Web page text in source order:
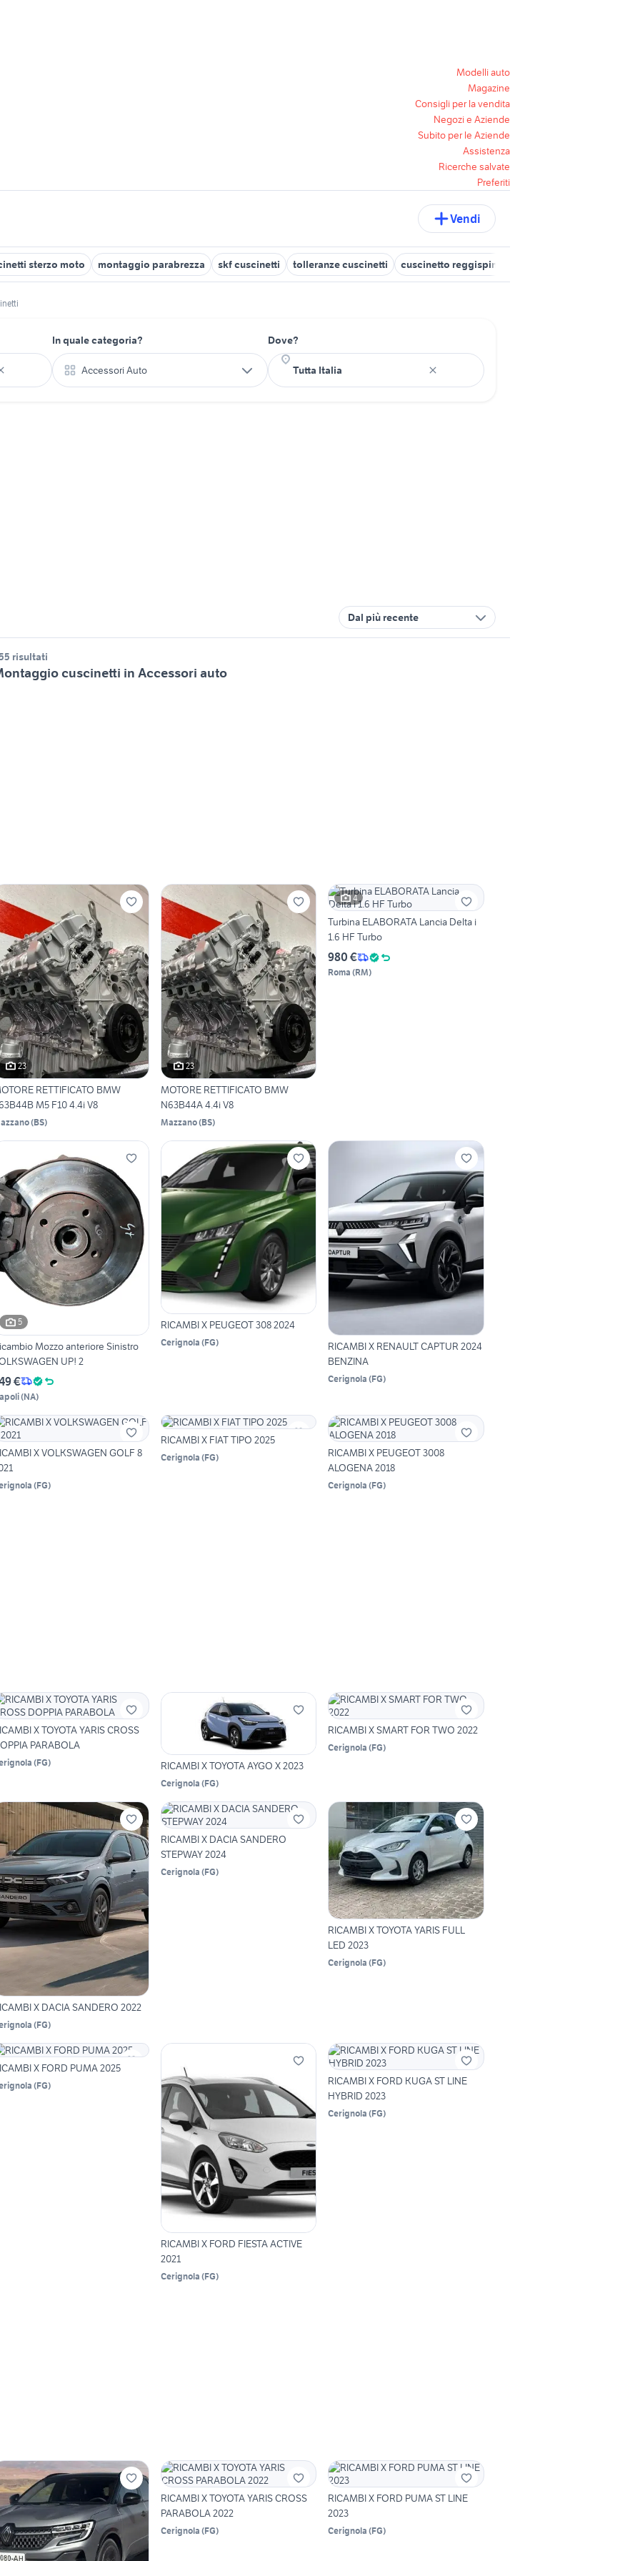
Modelli auto
Magazine
Consigli per la vendita
Negozi e Aziende
Subito per le Aziende
Assistenza
Ricerche salvate
Preferiti
Vendi
sterzo moto montaggio parabrezza skf cuscinetti tolleranze cuscinetti cuscinetto reggispinta frizione
In quale categoria?
Accessori Auto
Dove?
Dal più recente
risultati
cuscinetti in Accessori auto
23
RETTIFICATO BMW
M5 F10 4.4i V8
(BS)
23
MOTORE RETTIFICATO BMW
N63B44A 4.4i V8
Mazzano(BS)
4
Turbina ELABORATA Lancia Delta i
1.6 HF Turbo
980 €
Roma (RM)
5
Mozzo anteriore Sinistro
UP! 2
€
(NA)
RICAMBI X PEUGEOT 308 2024
Cerignola (FG)
RICAMBI X RENAULT CAPTUR 2024
BENZINA
Cerignola (FG)
X VOLKSWAGEN GOLF 8
(FG)
RICAMBI X FIAT TIPO 2025
Cerignola (FG)
RICAMBI X PEUGEOT 3008
ALOGENA 2018
Cerignola (FG)
X TOYOTA YARIS CROSS
PARABOLA
(FG) RICAMBI X TOYOTA AYGO X 2023
Cerignola (FG)
RICAMBI X SMART FOR TWO 2022
Cerignola (FG)
X DACIA SANDERO 2022
(FG)
RICAMBI X DACIA SANDERO
STEPWAY 2024
Cerignola (FG)
RICAMBI X TOYOTA YARIS FULL
LED 2023
Cerignola (FG)
X FORD PUMA 2025
(FG)
RICAMBI X FORD FIESTA ACTIVE
2021
Cerignola (FG)
RICAMBI X FORD KUGA ST LINE
HYBRID 2023
Cerignola (FG)
RICAMBI X TOYOTA YARIS CROSS
PARABOLA 2022
Cerignola (FG)
RICAMBI X FORD PUMA ST LINE
2023
Cerignola (FG)